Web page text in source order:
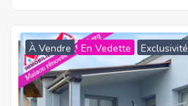
À Vendre En Vedette Exclusivité